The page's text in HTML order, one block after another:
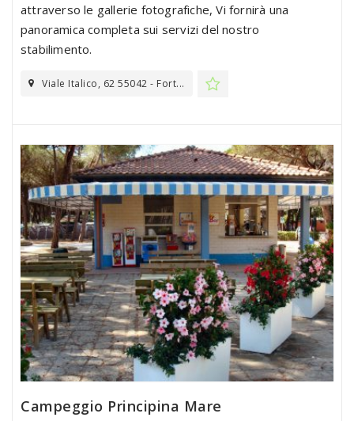
attraverso le gallerie fotografiche, Vi fornirà una
panoramica completa sui servizi del nostro
stabilimento.
Viale Italico, 62 55042 - Fort...
Campeggio Principina Mare